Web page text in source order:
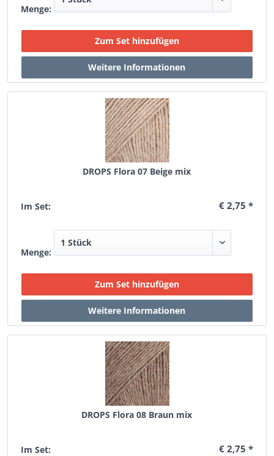
Menge:
DROPS Flora 07 Beige mix
Im Set: € 2,75 *
Menge:
DROPS Flora 08 Braun mix
Im Set: € 2,75 *